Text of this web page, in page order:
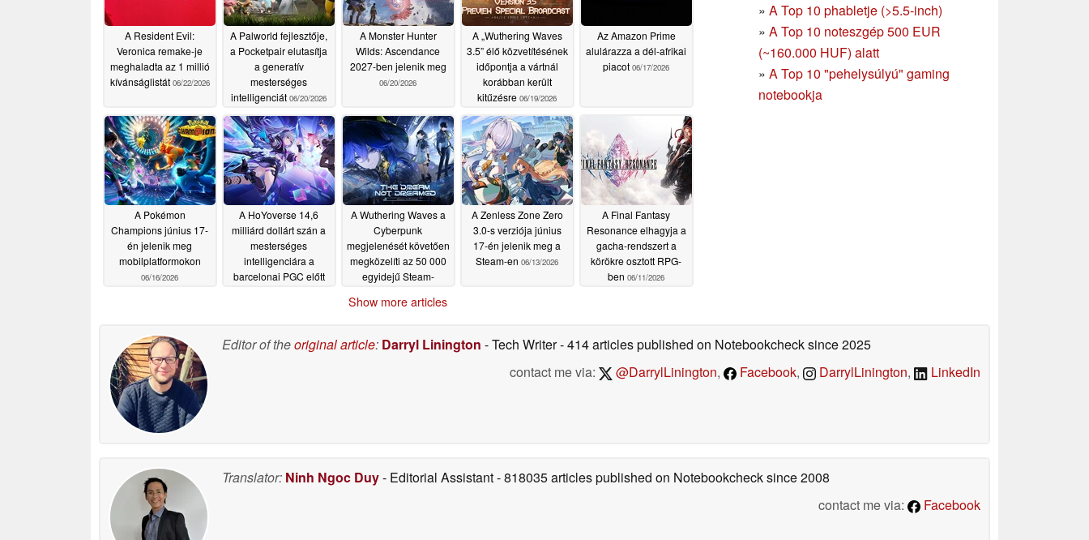
» A Top 10 phabletje (>5.5-inch)
» A Top 10 noteszgép 500 EUR
(~160.000 HUF) alatt
» A Top 10 "pehelysúlyú" gaming
notebookja
A Resident Evil:
Veronica remake-je
meghaladta az 1 millió
kívánságlistát 06/22/2026
A Palworld fejlesztője,
a Pocketpair elutasítja
a generatív
mesterséges
intelligenciát 06/20/2026
A Monster Hunter
Wilds: Ascendance
2027-ben jelenik meg
06/20/2026
A „Wuthering Waves
3.5” élő közvetítésének
időpontja a vártnál
korábban került
kitűzésre 06/19/2026
Az Amazon Prime
alulárazza a dél-afrikai
piacot 06/17/2026
A Pokémon
Champions június 17-
én jelenik meg
mobilplatformokon
06/16/2026
A HoYoverse 14,6
milliárd dollárt szán a
mesterséges
intelligenciára a
barcelonai PGC előtt
A Wuthering Waves a
Cyberpunk
megjelenését követően
megközelíti az 50 000
egyidejű Steam-
A Zenless Zone Zero
3.0-s verziója június
17-én jelenik meg a
Steam-en 06/13/2026
A Final Fantasy
Resonance elhagyja a
gacha-rendszert a
körökre osztott RPG-
ben 06/11/2026
Show more articles
Editor of theoriginal article: Darryl Linington - Tech Writer- 414 articles published on Notebookchecksince 2025
contact me via:
@DarrylLinington, Facebook, DarrylLinington, LinkedIn
Translator: Ninh Ngoc Duy- Editorial Assistant- 818035 articles published on Notebookchecksince 2008
contact me via:
Facebook